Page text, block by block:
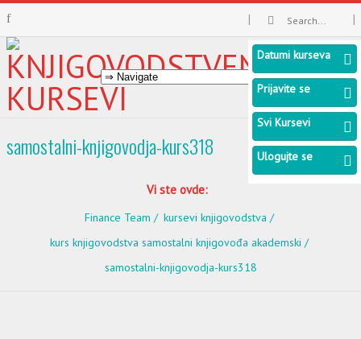
samostalni-knjigovodja-kurs318
Vi ste ovde:
Finance Team
kursevi knjigovodstva
kurs knjigovodstva samostalni knjigovođa akademski
samostalni-knjigovodja-kurs318
Datumi kurseva
Prijavite se
Svi Kursevi
Ulogujte se